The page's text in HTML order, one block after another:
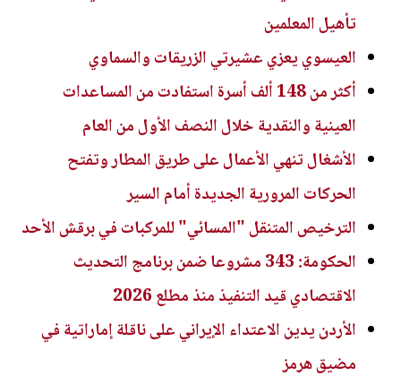
تأهيل المعلمين
العيسوي يعزي عشيرتي الزريقات والسماوي
أكثر من 148 ألف أسرة استفادت من المساعدات
العينية والنقدية خلال النصف الأول من العام
الأشغال تنهي الأعمال على طريق المطار وتفتح
الحركات المرورية الجديدة أمام السير
الترخيص المتنقل "المسائي" للمركبات في برقش الأحد
الحكومة: 343 مشروعا ضمن برنامج التحديث
الاقتصادي قيد التنفيذ منذ مطلع 2026
الأردن يدين الاعتداء الإيراني على ناقلة إماراتية في
مضيق هرمز